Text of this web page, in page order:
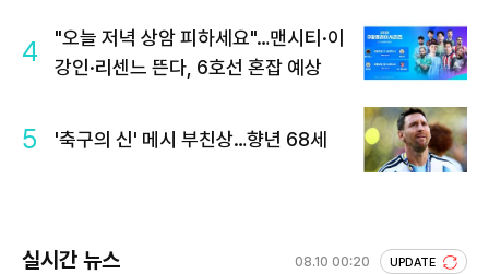
4
"오늘 저녁 상암 피하세요"…맨시티·이
강인·리센느 뜬다, 6호선 혼잡 예상
5 '축구의 신' 메시 부친상…향년 68세
실시간 뉴스 08.10 00:20 UPDATE